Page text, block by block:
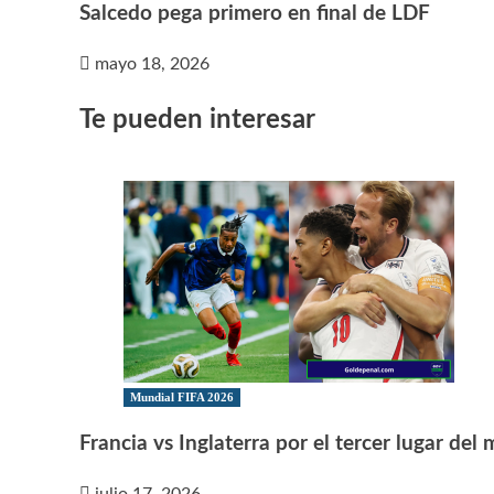
Salcedo pega primero en final de LDF
mayo 18, 2026
Te pueden interesar
Mundial FIFA 2026
Francia vs Inglaterra por el tercer lugar del